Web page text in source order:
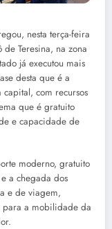
nesta terça-feira
de Teresina, na zona
já executou mais
desta que é a
com recursos
que é gratuito
e capacidade de
moderno, gratuito
a chegada dos
e de viagem,
para a mobilidade da